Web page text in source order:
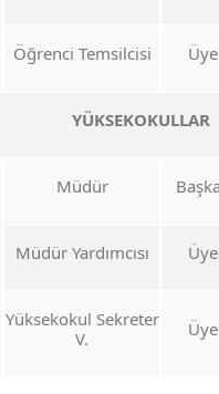
Öğrenci Temsilcisi Üye
YÜKSEKOKULLAR
Müdür
Müdür Yardımcısı Üye
Yüksekokul Sekreter
V.
Üye